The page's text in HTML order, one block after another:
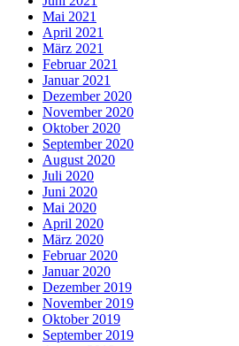
Mai 2021
April 2021
März 2021
Februar 2021
Januar 2021
Dezember 2020
November 2020
Oktober 2020
September 2020
August 2020
Juli 2020
Juni 2020
Mai 2020
April 2020
März 2020
Februar 2020
Januar 2020
Dezember 2019
November 2019
Oktober 2019
September 2019